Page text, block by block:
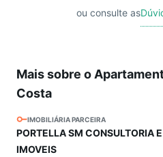
ou consulte as
Mais sobre o
Costa
IMOBILIÁRIA PARCEIRA
PORTELLA SM CONSULTORIA
IMOVEIS